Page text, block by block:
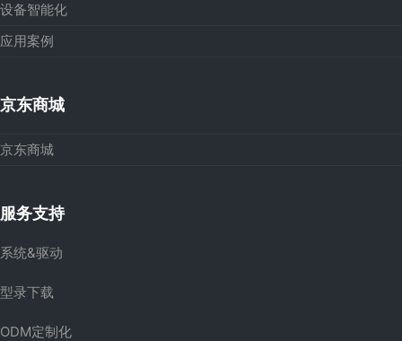
设备智能化
应用案例
京东商城
京东商城
服务支持
系统&驱动
型录下载
ODM定制化